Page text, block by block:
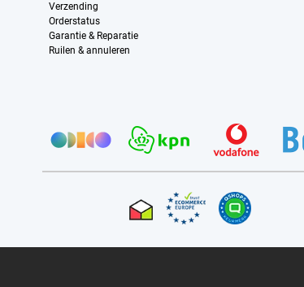
Verzending
Orderstatus
Garantie & Reparatie
Ruilen & annuleren